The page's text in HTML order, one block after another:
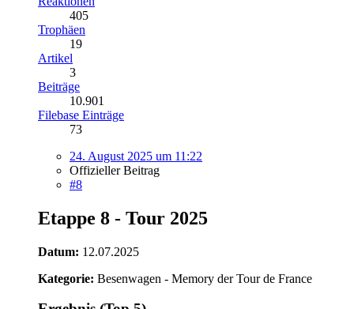
405
Trophäen
19
Artikel
3
Beiträge
10.901
Filebase Einträge
73
24. August 2025 um 11:22
Offizieller Beitrag
#8
Etappe 8 - Tour 2025
Datum: 12.07.2025
Kategorie: Besenwagen - Memory der Tour de France